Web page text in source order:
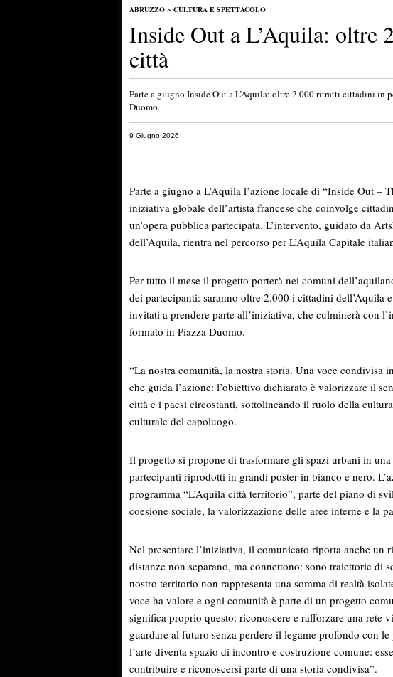
ABRUZZO > CULTURA E SPETTACOLO
Inside Out a L’Aquila: oltre
città
Parte a giugno Inside Out a L’Aquila: oltre 2.000 ritratti cittadini in
Duomo.
9 Giugno 2026
Parte a giugno a L’Aquila l’azione locale di “Inside Out –
iniziativa globale dell’artista francese che coinvolge
un’opera pubblica partecipata. L’intervento, guidato da
dell’Aquila, rientra nel percorso per L’Aquila Capitale
Per tutto il mese il progetto porterà nei comuni
dei partecipanti: saranno oltre 2.000 i cittadini dell’Aquila
invitati a prendere parte all’iniziativa, che culminerà con
formato in Piazza Duomo.
“La nostra comunità, la nostra storia. Una voce condivisa
che guida l’azione: l’obiettivo dichiarato è valorizzare il
città e i paesi circostanti, sottolineando il ruolo della
culturale del capoluogo.
Il progetto si propone di trasformare gli spazi urbani in
partecipanti riprodotti in grandi poster in bianco e nero.
programma “L’Aquila città territorio”, parte del piano di
coesione sociale, la valorizzazione delle aree interne e la
Nel presentare l’iniziativa, il comunicato riporta anche un
distanze non separano, ma connettono: sono traiettorie di
nostro territorio non rappresenta una somma di realtà
voce ha valore e ogni comunità è parte di un progetto
significa proprio questo: riconoscere e rafforzare una rete
guardare al futuro senza perdere il legame profondo con
l’arte diventa spazio di incontro e costruzione comune:
contribuire e riconoscersi parte di una storia condivisa”.